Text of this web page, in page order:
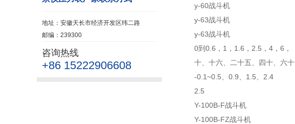
地址：安徽天长市经济开发区纬二路
邮编：239300
咨询热线
+86 15222906608
y-60战斗机
y-63战斗机
y-63战斗机
0到0.6，1，1.6，2.5，4，6，
十、十六、二十五、四十、六十
-0.1~0.5、0.9、1.5、2.4
2.5
Y-100B-F战斗机
Y-100B-FZ战斗机